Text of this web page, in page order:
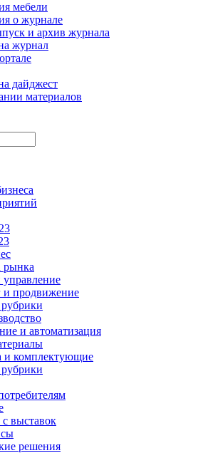
мебели
о журнале
и архив журнала
журнал
дайджест
материалов
рынка
и продвижение
рубрики
и автоматизация
и комплектующие
рубрики
выставок
решения